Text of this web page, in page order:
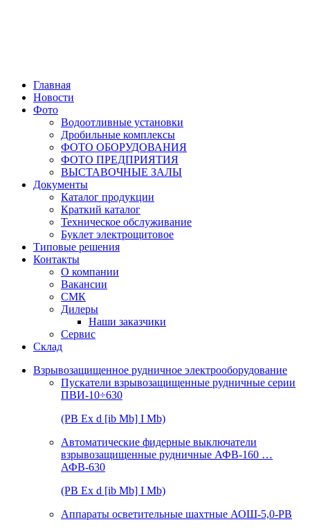
Главная
Новости
Фото
Водоотливные установки
Дробильные комплексы
ФОТО ОБОРУДОВАНИЯ
ФОТО ПРЕДПРИЯТИЯ
ВЫСТАВОЧНЫЕ ЗАЛЫ
Документы
Каталог продукции
Краткий каталог
Техническое обслуживание
Буклет электрощитовое
Типовые решения
Контакты
О компании
Вакансии
СМК
Дилеры
Наши заказчики
Сервис
Склад
Взрывозащищенное рудничное электрооборудование
Пускатели взрывозащищенные рудничные серии
ПВИ-10÷630
(РВ Ex d [ib Mb] I Mb)
Автоматические фидерные выключатели
взрывозащищенные рудничные АФВ-160 …
АФВ-630
(РВ Ex d [ib Mb] I Mb)
Аппараты осветительные шахтные АОШ-5,0-РВ